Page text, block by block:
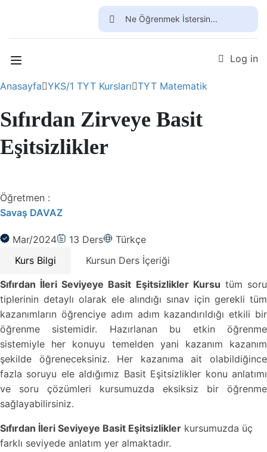
Log in
Anasayfa YKS/1 TYT Kursları TYT Matematik
Sıfırdan Zirveye Basit
Eşitsizlikler
Öğretmen :
Savaş DAVAZ
Mar/2024 13 Ders
Türkçe
Kurs Bilgi
Kursun Ders İçeriği
Sıfırdan İleri Seviyeye Basit Eşitsizlikler Kursu tüm soru
tiplerinin detaylı olarak ele alındığı sınav için gerekli tüm
kazanımların öğrenciye adım adım kazandırıldığı etkili bir
öğrenme sistemidir. Hazırlanan bu etkin öğrenme
sistemiyle her konuyu temelden yani kazanım kazanım
şekilde öğreneceksiniz. Her kazanıma ait olabildiğince
fazla soruyu ele aldığımız Basit Eşitsizlikler konu anlatımı
ve soru çözümleri kursumuzda eksiksiz bir öğrenme
sağlayabilirsiniz.
Sıfırdan İleri Seviyeye Basit Eşitsizlikler kursumuzda üç
farklı seviyede anlatım yer almaktadır.